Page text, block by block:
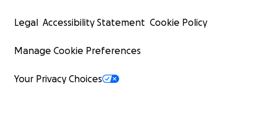
Legal Accessibility Statement Cookie Policy
Manage Cookie Preferences
Your Privacy Choices